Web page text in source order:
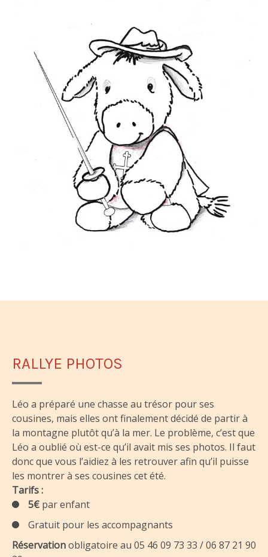
RALLYE PHOTOS
Léo a préparé une chasse au trésor pour ses
cousines, mais elles ont finalement décidé de partir à
la montagne plutôt qu’à la mer. Le problème, c’est que
Léo a oublié où est-ce qu’il avait mis ses photos. Il faut
donc que vous l’aidiez à les retrouver afin qu’il puisse
les montrer à ses cousines cet été.
Tarifs :
5€ par enfant
Gratuit pour les accompagnants
Réservationobligatoire au 05 46 09 73 33 / 06 87 21 90